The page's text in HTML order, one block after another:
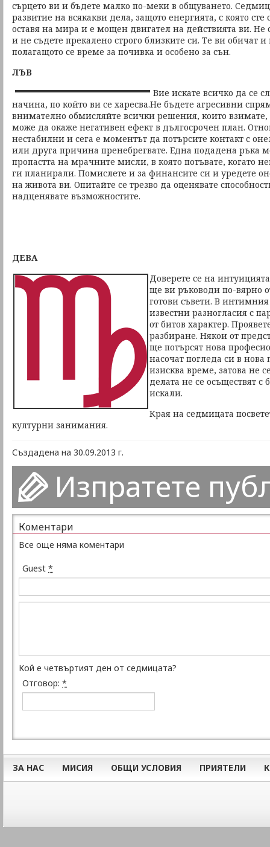
сърцето ви и бъдете малко по-меки в общуването.
развитие на всякакви дела, защото енергията, с която
оставя на мира и е мощен двигател на действията ви. Не
и не съдете прекалено строго близките си. Те ви обичат
полагащото се време за почивка и особено за сън.
ЛЪВ
Вие искате всичко да се
начина, по който ви се харесва.Не бъдете агресивни
внимателно обмисляйте всички решения, които взимате,
може да окаже негативен ефект в дългосрочен план.
нестабилни и сега е моментът да потърсите контакт с
или друга причина пренебрегвате. Една подадена ръка
пропастта на мрачните мисли, в която потъвате, когато
ги планирали. Помислете и за финансите си и уредете
на живота ви. Опитайте се трезво да оценявате
надценявате възможностите.
ДЕВА
Доверете се на
ще ви ръководи по-вярно
готови съвети. В
известни разногласия с
от битов характер.
разбиране. Някои от
ще потърсят нова
насочат погледа си в нова
изисква време, затова не
делата не се осъществят с
искали.
Края на седмицата
културни занимания.
Създадена на 30.09.2013 г.
Изпратете
Коментари
Все още няма коментари
Guest *
Кой е четвъртият ден от седмицата?
Отговор: *
ЗА НАС МИСИЯ ОБЩИ УСЛОВИЯ ПРИЯТЕЛИ